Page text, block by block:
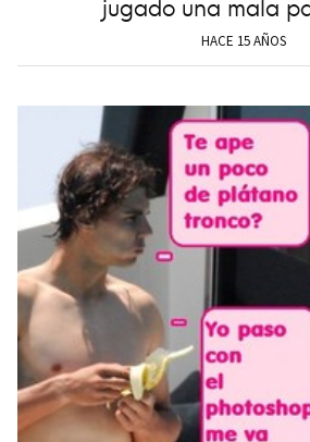
HACE 15 AÑOS